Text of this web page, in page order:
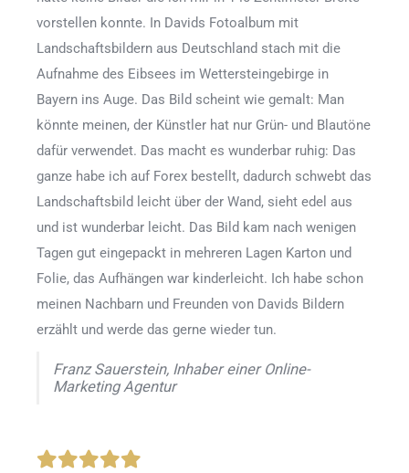
vorstellen konnte. In Davids Fotoalbum mit
Landschaftsbildern aus Deutschland stach mit die
Aufnahme des Eibsees im Wettersteingebirge in
Bayern ins Auge. Das Bild scheint wie gemalt: Man
könnte meinen, der Künstler hat nur Grün- und Blautöne
dafür verwendet. Das macht es wunderbar ruhig: Das
ganze habe ich auf Forex bestellt, dadurch schwebt das
Landschaftsbild leicht über der Wand, sieht edel aus
und ist wunderbar leicht. Das Bild kam nach wenigen
Tagen gut eingepackt in mehreren Lagen Karton und
Folie, das Aufhängen war kinderleicht. Ich habe schon
meinen Nachbarn und Freunden von Davids Bildern
erzählt und werde das gerne wieder tun.
Franz Sauerstein, Inhaber einer Online-
Marketing Agentur